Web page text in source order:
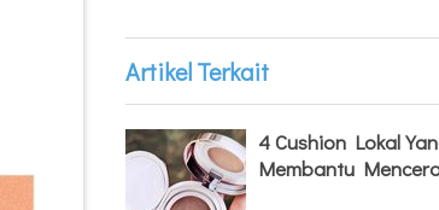
Artikel Terkait
4 Cushion Lokal
Membantu